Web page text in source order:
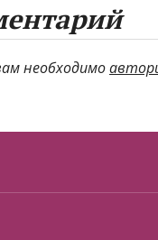
необходимо